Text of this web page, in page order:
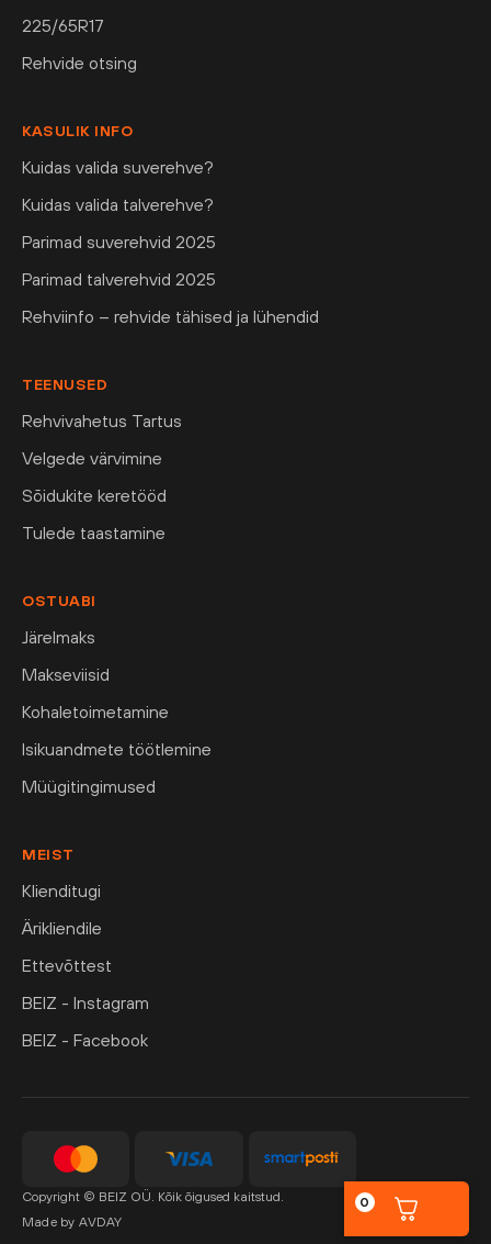
225/65R17
Rehvide otsing
KASULIK INFO
Kuidas valida suverehve?
Kuidas valida talverehve?
Parimad suverehvid 2025
Parimad talverehvid 2025
Rehviinfo – rehvide tähised ja lühendid
TEENUSED
Rehvivahetus Tartus
Velgede värvimine
Sõidukite keretööd
Tulede taastamine
OSTUABI
Järelmaks
Makseviisid
Kohaletoimetamine
Isikuandmete töötlemine
Müügitingimused
MEIST
Klienditugi
Ärikliendile
Ettevõttest
BEIZ - Instagram
BEIZ - Facebook
Copyright © BEIZ OÜ. Kõik õigused kaitstud.
Made by AVDAY
0